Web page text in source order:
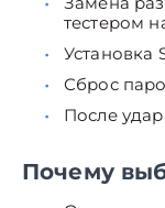
тестером
Установка
Сброс
После
Почему